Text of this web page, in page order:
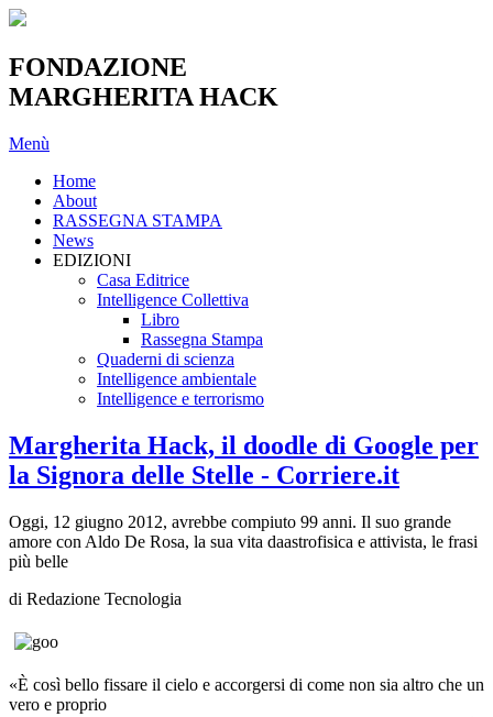
FONDAZIONE
MARGHERITA HACK
Menù
Home
About
RASSEGNA STAMPA
News
EDIZIONI
Casa Editrice
Intelligence Collettiva
Libro
Rassegna Stampa
Quaderni di scienza
Intelligence ambientale
Intelligence e terrorismo
Margherita Hack, il doodle di Google per
la Signora delle Stelle - Corriere.it
Oggi, 12 giugno 2012, avrebbe compiuto 99 anni. Il suo grande
amore con Aldo De Rosa, la sua vita daastrofisica e attivista, le frasi
più belle
di Redazione Tecnologia
«È così bello fissare il cielo e accorgersi di come non sia altro che un
vero e proprio